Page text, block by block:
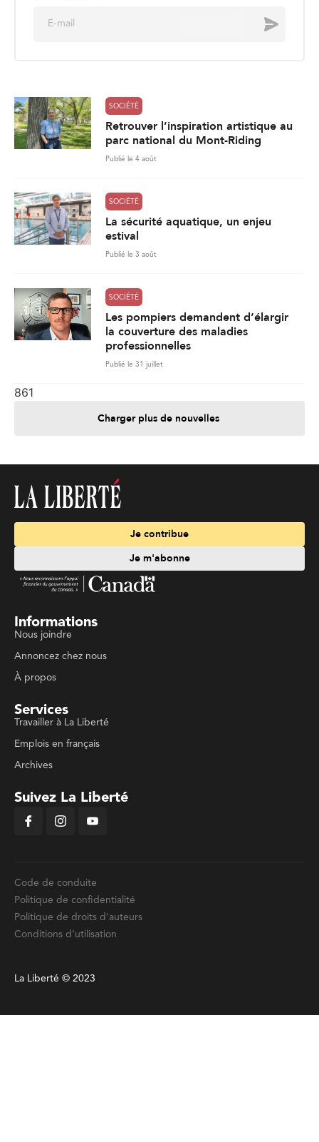
Envoyer
SOCIÉTÉ
Retrouver l’inspiration artistique au
parc national du Mont-Riding
Publié le 4 août
SOCIÉTÉ
La sécurité aquatique, un enjeu
estival
Publié le 3 août
SOCIÉTÉ
Les pompiers demandent d’élargir
la couverture des maladies
professionnelles
Publié le 31 juillet
861
Charger plus de nouvelles
Je contribue
Je m'abonne
Informations
Nous joindre
Annoncez chez nous
À propos
Services
Travailler à La Liberté
Emplois en français
Archives
Suivez La Liberté
Code de conduite
Politique de confidentialité
Politique de droits d'auteurs
Conditions d'utilisation
La Liberté © 2023